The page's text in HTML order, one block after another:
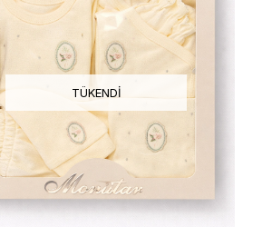
TÜKENDI